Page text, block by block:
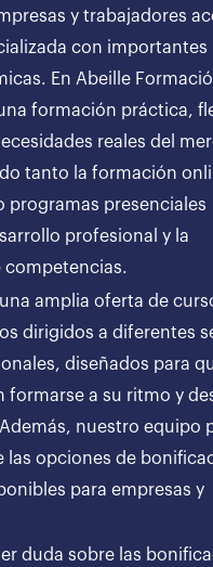
y trabajadores
con importantes
En Abeille
formación práctica,
reales del
tanto la formación
programas presenciales
profesional y la
competencias.
amplia oferta de
dirigidos a diferentes
diseñados para
formarse a su ritmo y
nuestro equipo
las opciones de
para empresas y
duda sobre las